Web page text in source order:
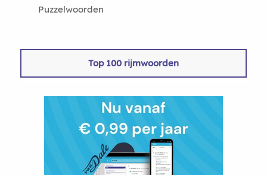
Puzzelwoorden
Top 100 rijmwoorden